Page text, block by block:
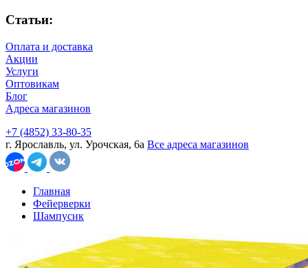
Статьи:
Оплата и доставка
Акции
Услуги
Оптовикам
Блог
Адреса магазинов
+7 (4852) 33-80-35
г. Ярославль, ул. Урочская, 6а Все адреса магазинов
Главная
Фейерверки
Шампусик